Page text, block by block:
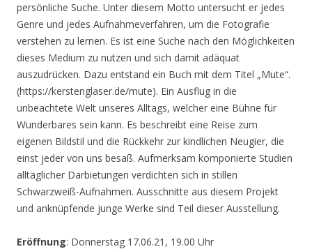
persönliche Suche. Unter diesem Motto untersucht er jedes
Genre und jedes Aufnahmeverfahren, um die Fotografie
verstehen zu lernen. Es ist eine Suche nach den Möglichkeiten
dieses Medium zu nutzen und sich damit adäquat
auszudrücken. Dazu entstand ein Buch mit dem Titel „Mute“.
(https://kerstenglaser.de/mute). Ein Ausflug in die
unbeachtete Welt unseres Alltags, welcher eine Bühne für
Wunderbares sein kann. Es beschreibt eine Reise zum
eigenen Bildstil und die Rückkehr zur kindlichen Neugier, die
einst jeder von uns besaß. Aufmerksam komponierte Studien
alltäglicher Darbietungen verdichten sich in stillen
Schwarzweiß-Aufnahmen. Ausschnitte aus diesem Projekt
und anknüpfende junge Werke sind Teil dieser Ausstellung.
Eröffnung: Donnerstag 17.06.21, 19.00 Uhr